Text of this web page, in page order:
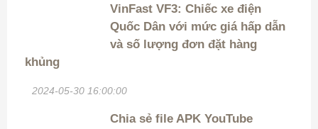
VinFast VF3: Chiếc xe điện
Quốc Dân với mức giá hấp dẫn
và số lượng đơn đặt hàng
khủng
2024-05-30 16:00:00
Chia sẻ file APK YouTube